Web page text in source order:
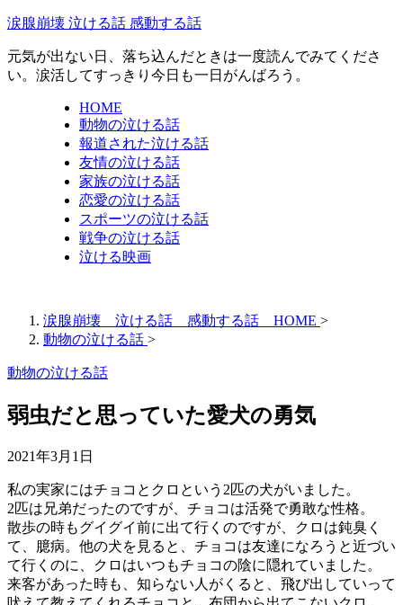
涙腺崩壊 泣ける話 感動する話
元気が出ない日、落ち込んだときは一度読んでみてくださ
い。涙活してすっきり今日も一日がんばろう。
HOME
動物の泣ける話
報道された泣ける話
友情の泣ける話
家族の泣ける話
恋愛の泣ける話
スポーツの泣ける話
戦争の泣ける話
泣ける映画
涙腺崩壊 泣ける話 感動する話 HOME >
動物の泣ける話 >
動物の泣ける話
弱虫だと思っていた愛犬の勇気
2021年3月1日
私の実家にはチョコとクロという2匹の犬がいました。
2匹は兄弟だったのですが、チョコは活発で勇敢な性格。
散歩の時もグイグイ前に出て行くのですが、クロは鈍臭く
て、臆病。他の犬を見ると、チョコは友達になろうと近づい
て行くのに、クロはいつもチョコの陰に隠れていました。
来客があった時も、知らない人がくると、飛び出していって